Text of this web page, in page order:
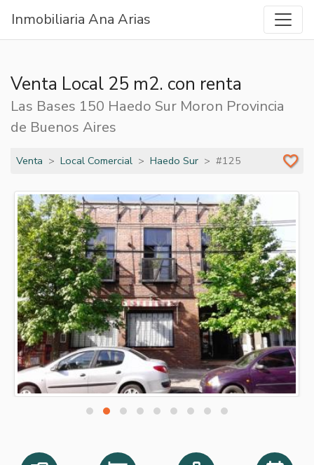
Inmobiliaria Ana Arias
Venta Local 25 m2. con renta
Las Bases 150 Haedo Sur Moron Provincia
de Buenos Aires
Venta Local Comercial Haedo Sur #125